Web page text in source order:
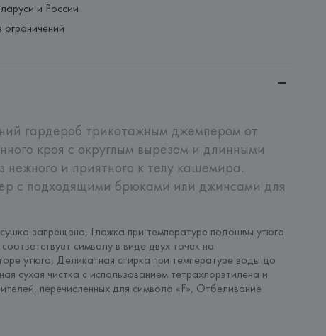
и России
гардероб трикотажным джемпером от
кроя с округлым вырезом и длинными
нежного и приятного к телу кашемира.
с подходящими брюками или джинсами для
запрещена, Глажка при температуре подошвы утюга
символу в виде двух точек на
утюга, Деликатная стирка при температуре воды до
сухая чистка с использованием тетрахлорэтилена и
перечисленных для символа «F», Отбеливание